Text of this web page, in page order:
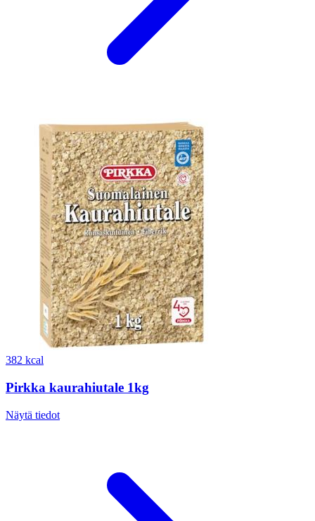
382 kcal
Pirkka kaurahiutale 1kg
Näytä tiedot